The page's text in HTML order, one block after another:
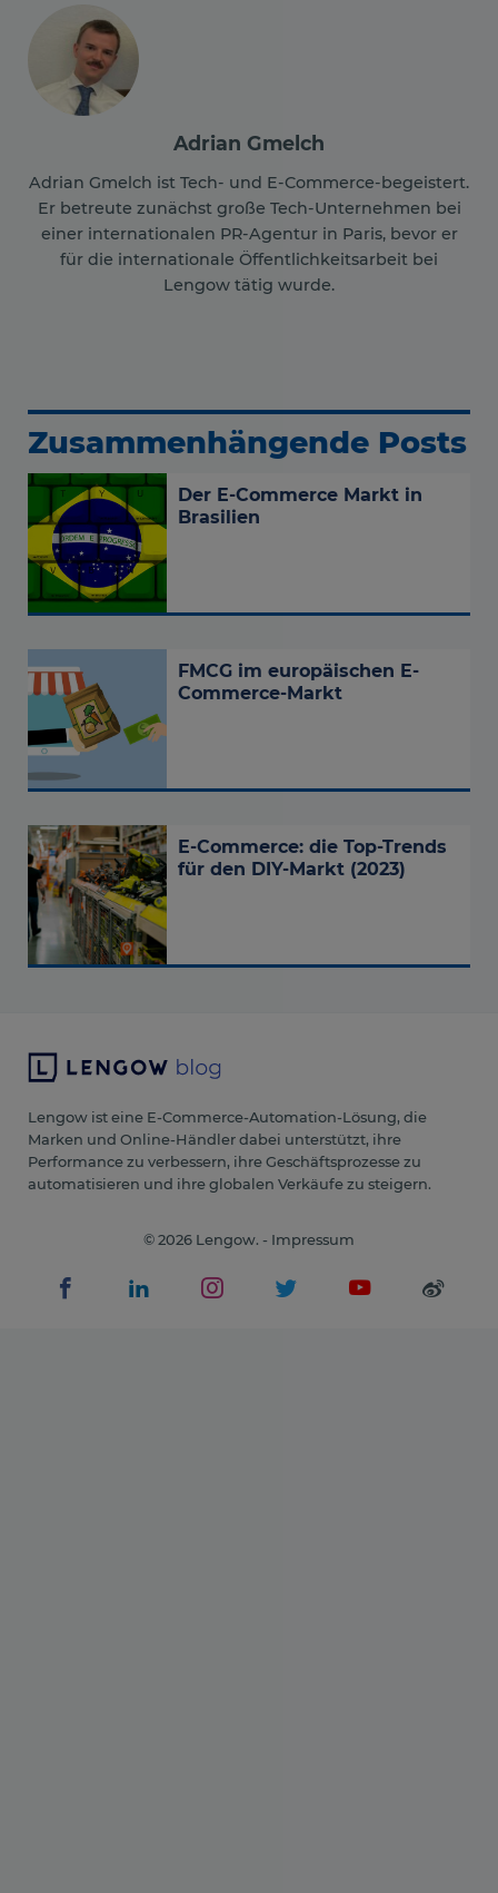
Adrian Gmelch
Adrian Gmelch ist Tech- und E-Commerce-begeistert.
Er betreute zunächst große Tech-Unternehmen bei
einer internationalen PR-Agentur in Paris, bevor er
für die internationale Öffentlichkeitsarbeit bei
Lengow tätig wurde.
Zusammenhängende Posts
Der E-Commerce Markt in
Brasilien
FMCG im europäischen E-
Commerce-Markt
E-Commerce: die Top-Trends
für den DIY-Markt (2023)
Lengow ist eine E-Commerce-Automation-Lösung, die
Marken und Online-Händler dabei unterstützt, ihre
Performance zu verbessern, ihre Geschäftsprozesse zu
automatisieren und ihre globalen Verkäufe zu steigern.
© 2026 Lengow. - Impressum